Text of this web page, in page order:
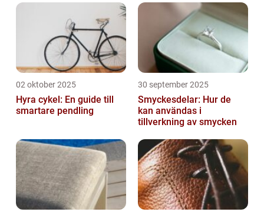
02 oktober 2025
Hyra cykel: En guide till
smartare pendling
30 september 2025
Smyckesdelar: Hur de
kan användas i
tillverkning av smycken